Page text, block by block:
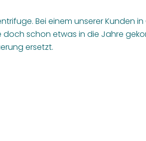
Bei einem unserer Kunden
doch schon etwas in die Jahre
ersetzt.